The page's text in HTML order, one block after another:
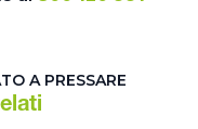
A PRESSARE